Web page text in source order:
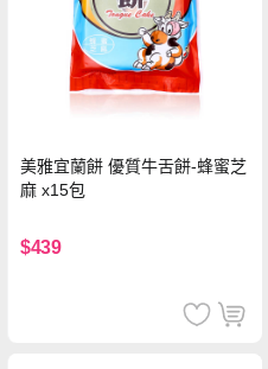
美雅宜蘭餅 優質牛舌餅-蜂蜜芝
麻 x15包
$439